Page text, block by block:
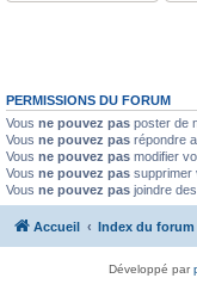
PERMISSIONS DU FORUM
Vous ne pouvez pas poster de
Vous ne pouvez pas répondre
Vous ne pouvez pas modifier
Vous ne pouvez pas supprimer
Vous ne pouvez pas joindre
Accueil Index du forum
Développé par